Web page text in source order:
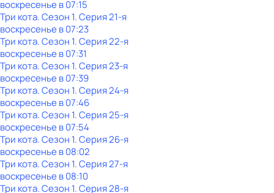
воскресенье в07:15
Три кота. Сезон 1. Серия 21-я
воскресенье в07:23
Три кота. Сезон 1. Серия 22-я
воскресенье в07:31
Три кота. Сезон 1. Серия 23-я
воскресенье в07:39
Три кота. Сезон 1. Серия 24-я
воскресенье в07:46
Три кота. Сезон 1. Серия 25-я
воскресенье в07:54
Три кота. Сезон 1. Серия 26-я
воскресенье в08:02
Три кота. Сезон 1. Серия 27-я
воскресенье в08:10
Три кота. Сезон 1. Серия 28-я